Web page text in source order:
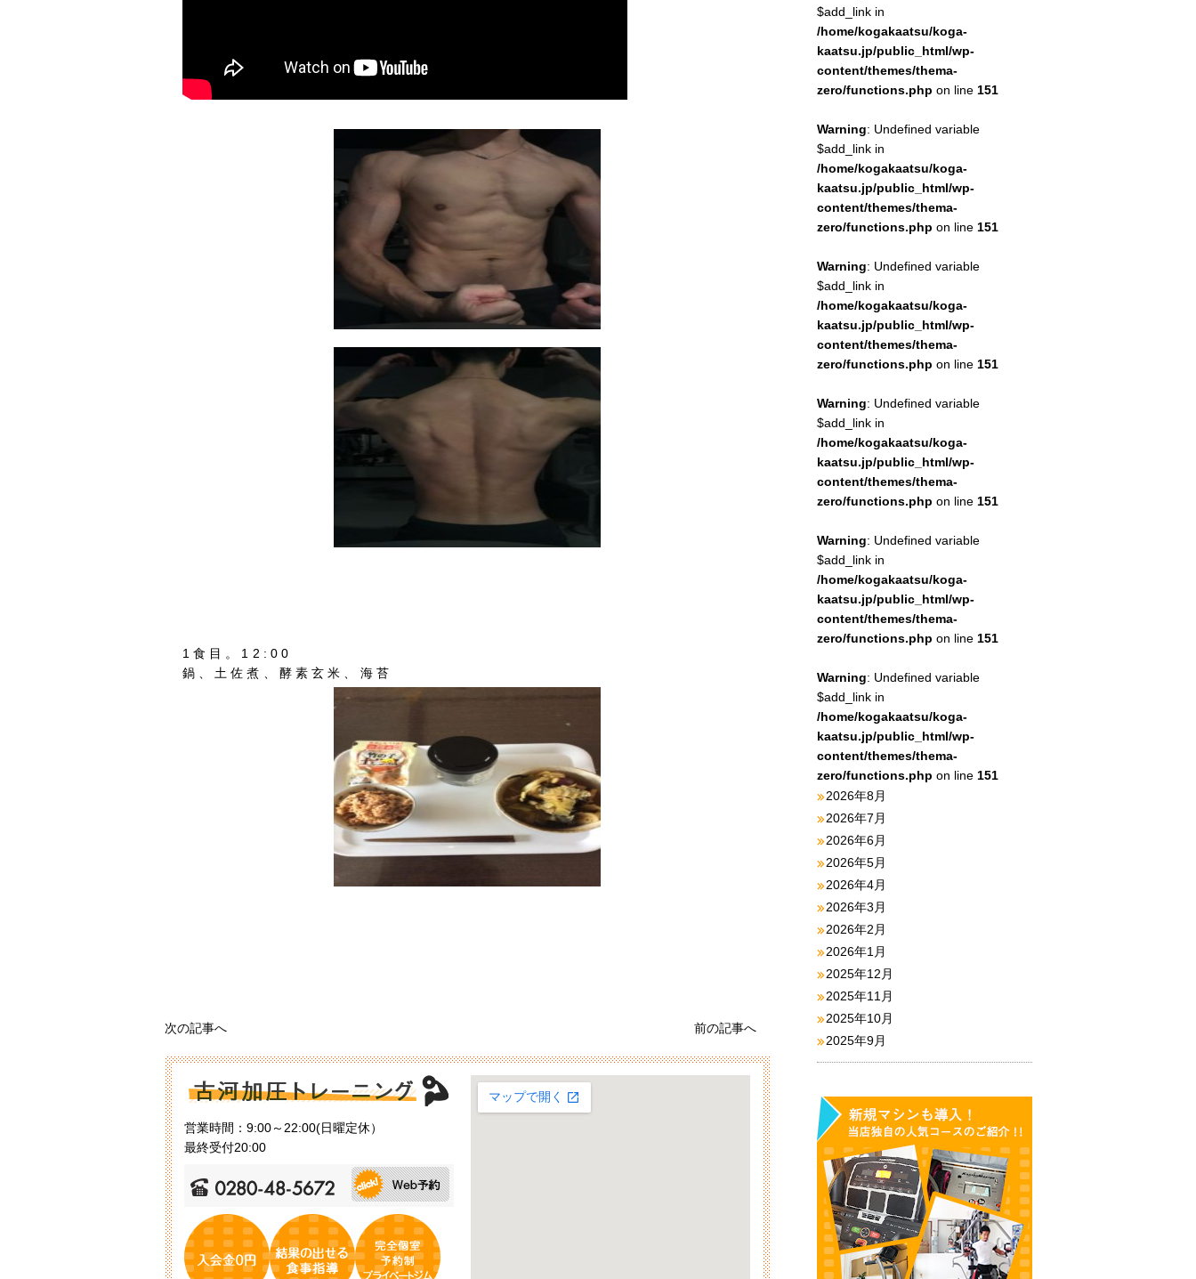
1食目。12:00
鍋、土佐煮、酵素玄米、海苔
次の記事へ 前の記事へ
営業時間：9:00～22:00(日曜定休）
最終受付20:00
$add_link in
/home/kogakaatsu/koga-
kaatsu.jp/public_html/wp-
content/themes/thema-
zero/functions.php on line 151
Warning: Undefined variable
$add_link in
/home/kogakaatsu/koga-
kaatsu.jp/public_html/wp-
content/themes/thema-
zero/functions.php on line 151
Warning: Undefined variable
$add_link in
/home/kogakaatsu/koga-
kaatsu.jp/public_html/wp-
content/themes/thema-
zero/functions.php on line 151
Warning: Undefined variable
$add_link in
/home/kogakaatsu/koga-
kaatsu.jp/public_html/wp-
content/themes/thema-
zero/functions.php on line 151
Warning: Undefined variable
$add_link in
/home/kogakaatsu/koga-
kaatsu.jp/public_html/wp-
content/themes/thema-
zero/functions.php on line 151
Warning: Undefined variable
$add_link in
/home/kogakaatsu/koga-
kaatsu.jp/public_html/wp-
content/themes/thema-
zero/functions.php on line 151
2026年8月
2026年7月
2026年6月
2026年5月
2026年4月
2026年3月
2026年2月
2026年1月
2025年12月
2025年11月
2025年10月
2025年9月